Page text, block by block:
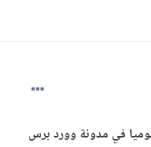
في مدونة وورد برس